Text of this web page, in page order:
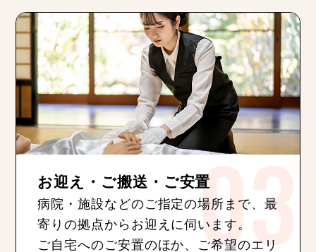
お迎え・ご搬送・ご安置
病院・施設などのご指定の場所まで、最
寄りの拠点からお迎えに伺います。
ご自宅へのご安置のほか、ご希望のエリ